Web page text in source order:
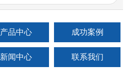
产品中心 成功案例
新闻中心 联系我们